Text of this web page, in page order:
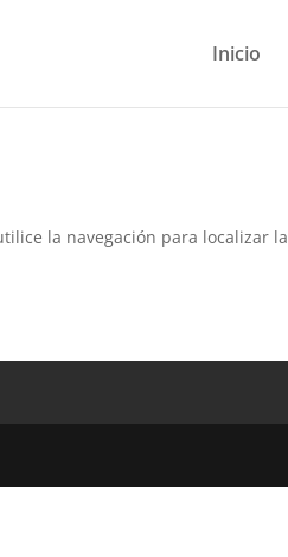
Inicio
la navegación para localizar la